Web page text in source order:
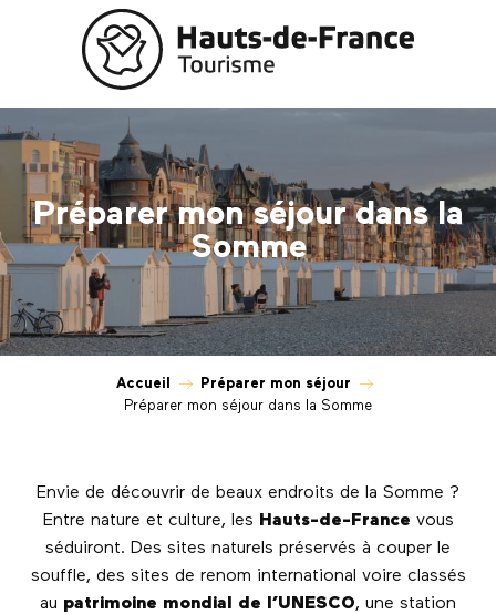
Préparer mon séjour dans la
Somme
Accueil
Préparer mon séjour
Préparer mon séjour dans la Somme
Envie de découvrir de beaux endroits de la Somme ?
Entre nature et culture, les Hauts-de-France vous
séduiront. Des sites naturels préservés à couper le
souffle, des sites de renom international voire classés
au patrimoine mondial de l’UNESCO, une station